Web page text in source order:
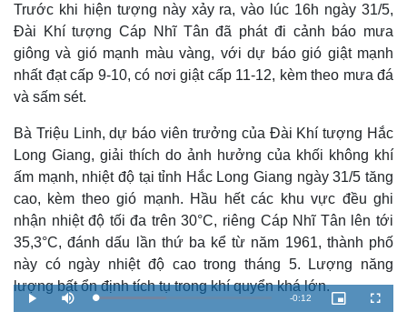
Cuộc sống đó đây
Hồ sơ
Ảnh
E-Magazine
Infographic
g
Trước khi hiện tượng này xảy ra, vào lúc 16h ngày 31/5,
Đài Khí tượng Cáp Nhĩ Tân đã phát đi cảnh báo mưa
giông và gió mạnh màu vàng, với dự báo gió giật mạnh
nhất đạt cấp 9-10, có nơi giật cấp 11-12, kèm theo mưa đá
và sấm sét.
Bà Triệu Linh, dự báo viên trưởng của Đài Khí tượng Hắc
Long Giang, giải thích do ảnh hưởng của khối không khí
ấm mạnh, nhiệt độ tại tỉnh Hắc Long Giang ngày 31/5 tăng
cao, kèm theo gió mạnh. Hầu hết các khu vực đều ghi
nhận nhiệt độ tối đa trên 30°C, riêng Cáp Nhĩ Tân lên tới
35,3°C, đánh dấu lần thứ ba kể từ năm 1961, thành phố
này có ngày nhiệt độ cao trong tháng 5. Lượng năng
lượng bất ổn định tích tụ trong khí quyển khá lớn.
P
l
M
u
L
o
R
-0:12
P
i
F
u